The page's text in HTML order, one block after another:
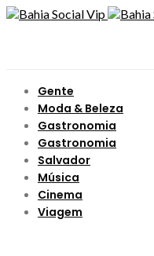
Gente
Moda & Beleza
Gastronomia
Gastronomia
Salvador
Música
Cinema
Viagem